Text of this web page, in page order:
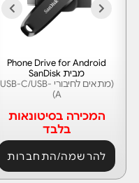
Phone Drive for Android
מבית SanDisk
(מתאים לחיבורי USB-C/USB-
A)
המכירה בסיטונאות
בלבד
להרשמה/התחברות